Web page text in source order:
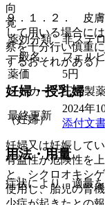
９．１．２． 皮膚
して用いる場合に
察を十分行い慎重
するおそれがある）
妊婦・授乳婦
（妊婦）
妊婦又は妊娠して
有益性が危険性を
と。シクロオキシ
使用し、胎児の腎
向
覚
薬効分類
非ステ
一般名
フェル
薬価
5円
メーカー
三笠製
最終更新
2024年
添付文
用法・用量
症状により、適量